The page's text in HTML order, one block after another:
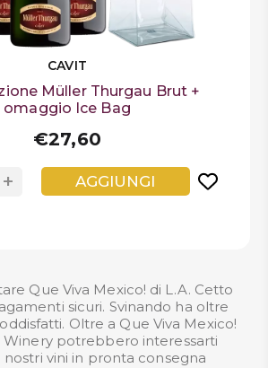
CAVIT
Müller Thurgau Brut +
omaggio Ice Bag
€27,60
+ AGGIUNGI
Que Viva Mexico! di L.A. Cetto
sicuri. Svinando ha oltre
Oltre a Que Viva Mexico!
Winery potrebbero interessarti
nostri vini in pronta consegna